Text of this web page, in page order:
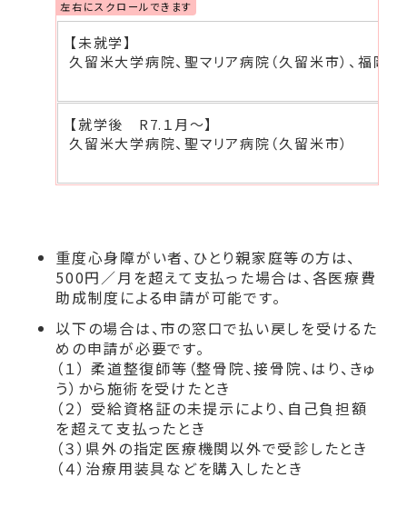
【未就学】
久留米大学病院、聖マリア病院（久留米市）、 福岡市
【就学後 R7.１月～】
久留米大学病院、聖マリア病院（久留米市）
重度心身障がい者、ひとり親家庭等の方は、
500円／月を超えて支払った場合は、各医療費
助成制度による申請が可能です。
以下の場合は、市の窓口で払い戻しを受けるた
めの申請が必要です。
（１） 柔道整復師等（整骨院、接骨院、はり、きゅ
う）から施術を受けたとき
（２） 受給資格証の未提示により、自己負担額
を超えて支払ったとき
（３）県外の指定医療機関以外で受診したとき
（４）治療用装具などを購入したとき